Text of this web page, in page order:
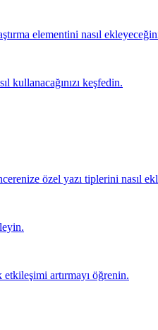
elementini nasıl
kullanacağınızı keşfedin.
özel yazı tiplerini nasıl
artırmayı öğrenin.